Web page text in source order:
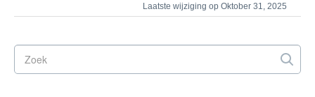
Laatste wijziging op Oktober 31, 2025